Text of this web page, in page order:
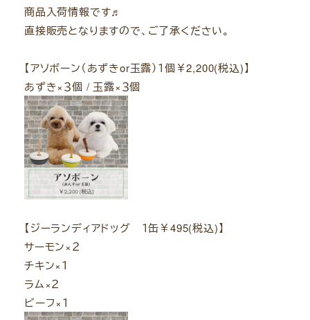
商品入荷情報です♬
直接販売となりますので、ご了承ください。
【アソボーン（あずきor玉露）１個￥2,200(税込)】
あずき×３個 / 玉露×３個
【ジーランディアドッグ １缶￥495(税込)】
サーモン×２
チキン×１
ラム×２
ビーフ×１